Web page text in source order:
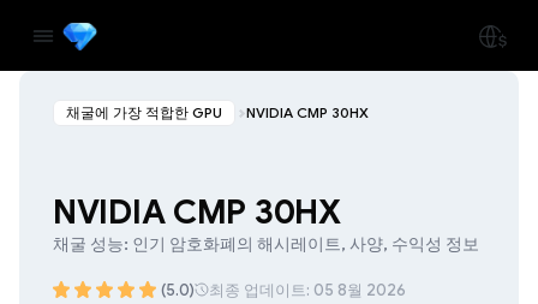
채굴에 가장 적합한 GPU NVIDIA CMP 30HX
NVIDIA CMP 30HX
채굴 성능: 인기 암호화폐의 해시레이트, 사양, 수익성 정보
(5.0) 최종 업데이트: 05 8월 2026